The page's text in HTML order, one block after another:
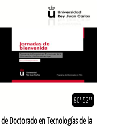
80' 52''
Doctorado en Tecnologías de la